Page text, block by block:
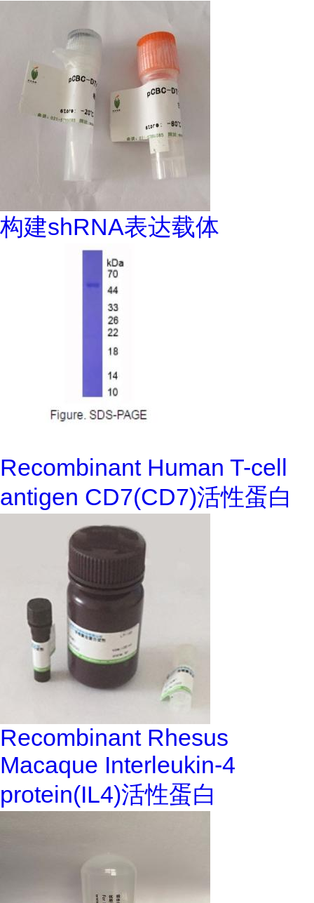
构建shRNA表达载体
Recombinant Human T-cell
antigen CD7(CD7)活性蛋白
Recombinant Rhesus
Macaque Interleukin-4
protein(IL4)活性蛋白